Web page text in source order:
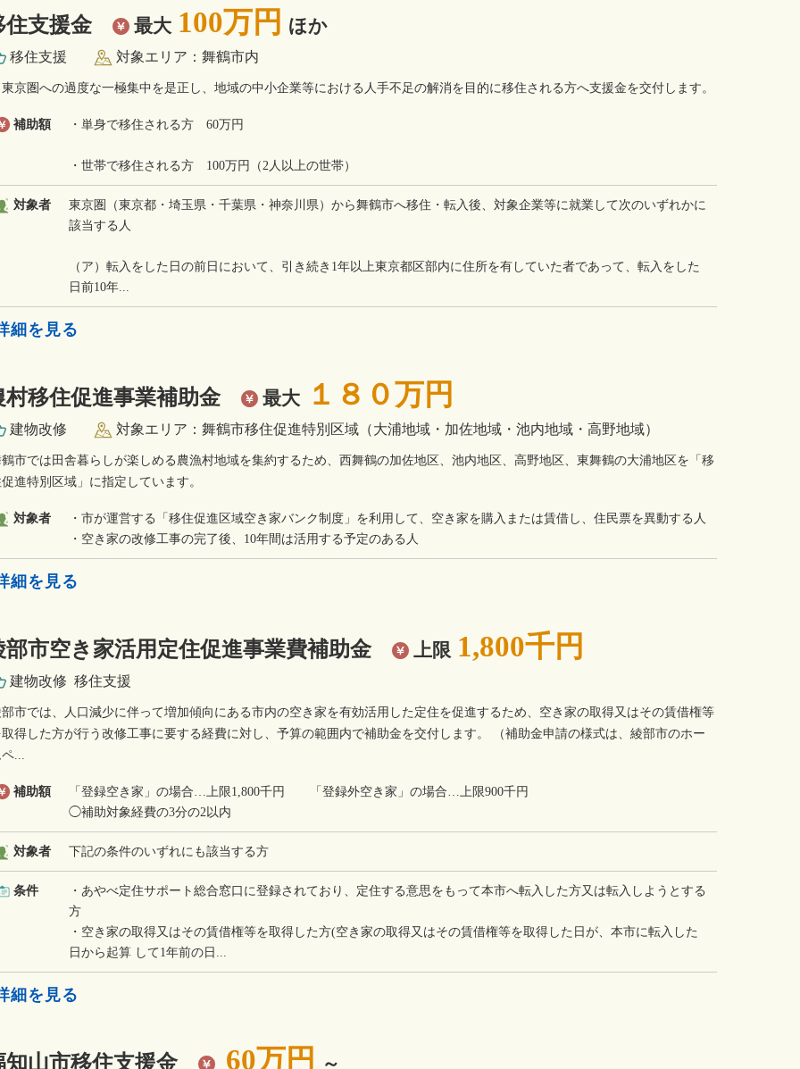
住支援金 最大 100万円 ほか
移住支援 対象エリア：舞鶴市内
圏への過度な一極集中を是正し、地域の中小企業等における人手不足の解消を目的に移住される方へ支援金を交付します。
補助額 ・単身で移住される方 60万円
・世帯で移住される方 100万円（2人以上の世帯）
対象者
東京圏（東京都・埼玉県・千葉県・神奈川県）から舞鶴市へ移住・転入後、対象企業等に就業して次のいずれかに
該当する人
（ア）転入をした日の前日において、引き続き1年以上東京都区部内に住所を有していた者であって、転入をした
日前10年...
細を見る
村移住促進事業補助金 最大 １８０万円
建物改修 対象エリア：舞鶴市移住促進特別区域（大浦地域・加佐地域・池内地域・高野地域）
市では田舎暮らしが楽しめる農漁村地域を集約するため、西舞鶴の加佐地区、池内地区、高野地区、東舞鶴の大浦地区を「移
進特別区域」に指定しています。
対象者
・市が運営する「移住促進区域空き家バンク制度」を利用して、空き家を購入または賃借し、住民票を異動する人
・空き家の改修工事の完了後、10年間は活用する予定のある人
細を見る
部市空き家活用定住促進事業費補助金 上限 1,800千円
建物改修 移住支援
市では、人口減少に伴って増加傾向にある市内の空き家を有効活用した定住を促進するため、空き家の取得又はその賃借権等
得した方が行う改修工事に要する経費に対し、予算の範囲内で補助金を交付します。 （補助金申請の様式は、綾部市のホー
...
補助額
「登録空き家」の場合…上限1,800千円 「登録外空き家」の場合…上限900千円
◯補助対象経費の3分の2以内
対象者 下記の条件のいずれにも該当する方
条件
・あやべ定住サポート総合窓口に登録されており、定住する意思をもって本市へ転入した方又は転入しようとする
方
・空き家の取得又はその賃借権等を取得した方(空き家の取得又はその賃借権等を取得した日が、本市に転入した
日から起算 して1年前の日...
細を見る
知山市移住支援金 60万円 ～